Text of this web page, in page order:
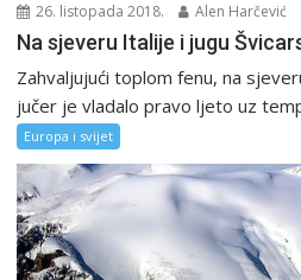
26. listopada 2018. Alen Harčević
Na sjeveru Italije i jugu
Zahvaljujući toplom fenu, na
jučer je vladalo pravo ljeto uz
Europa i svijet